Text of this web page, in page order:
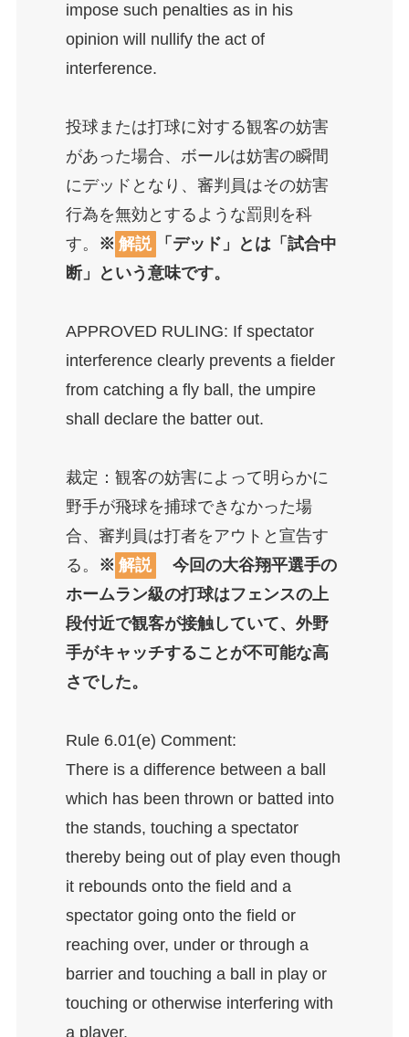
impose such penalties as in his
opinion will nullify the act of
interference.
投球または打球に対する観客の妨害
があった場合、ボールは妨害の瞬間
にデッドとなり、審判員はその妨害
行為を無効とするような罰則を科
す。
※ 解説
「デッド」とは「試合中
断」という意味です。
APPROVED RULING: If spectator
interference clearly prevents a fielder
from catching a fly ball, the umpire
shall declare the batter out.
裁定：観客の妨害によって明らかに
野手が飛球を捕球できなかった場
合、審判員は打者をアウトと宣告す
る。
※ 解説
今回の大谷翔平選手の
ホームラン級の打球はフェンスの上
段付近で観客が接触していて、外野
手がキャッチすることが不可能な高
さでした。
Rule 6.01(e) Comment:
There is a difference between a ball
which has been thrown or batted into
the stands, touching a spectator
thereby being out of play even though
it rebounds onto the field and a
spectator going onto the field or
reaching over, under or through a
barrier and touching a ball in play or
touching or otherwise interfering with
a player.